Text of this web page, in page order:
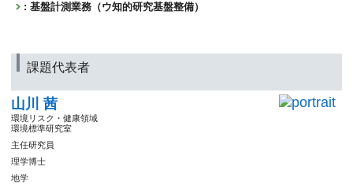
: 基盤計測業務（ウ知的研究基盤整備）
課題代表者
山川 茜
環境リスク・健康領域
環境標準研究室
主任研究員
理学博士
地学